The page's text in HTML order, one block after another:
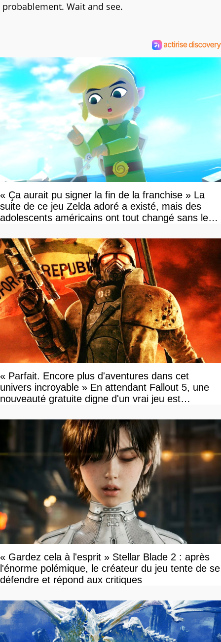
probablement. Wait and see.
« Ça aurait pu signer la fin de la franchise » La
suite de ce jeu Zelda adoré a existé, mais des
adolescents américains ont tout changé sans le
« Parfait. Encore plus d'aventures dans cet
univers incroyable » En attendant Fallout 5, une
nouveauté gratuite digne d'un vrai jeu est
« Gardez cela à l'esprit » Stellar Blade 2 : après
l'énorme polémique, le créateur du jeu tente de se
défendre et répond aux critiques